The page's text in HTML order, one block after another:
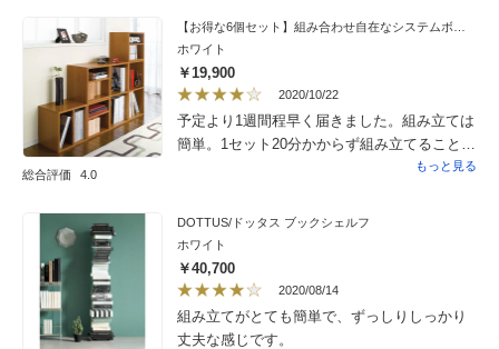
下にピッタリで購入して良かったと思いま
す。大切にしたいです。
総合評価 4.0
ホワイト
￥19,900
2020/10/22
予定より1週間程早く届きました。組み立ては
簡単。1セット20分かからず組み立てることが
できました。（2セット購入）小さい方のボッ
とがあります。大型の収納棚よりも後々模様
替え等がしやすそうなので、選びました。今
は子ども部屋のおもちゃ箱とリビングの本棚
として利用予定です。元々2段のカラーボック
スを使用していたのですが、カラーボックス
を縦に置いた時の横幅よりは小さいので、カ
もっと見る
DOTTUS/ドッタス ブックシェルフ
ホワイト
￥40,700
2020/08/14
組み立てがとても簡単で、ずっしりしっかり
丈夫な感じです。